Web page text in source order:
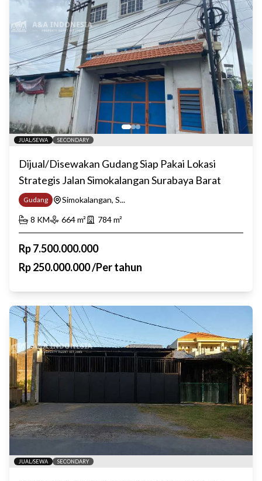
JUAL/SEWA SECONDARY
Dijual/Disewakan Gudang Siap Pakai Lokasi
Strategis Jalan Simokalangan Surabaya Barat
Gudang
Simokalangan, S...
8 KM 664m² 784m²
Rp7.500.000.000
Rp250.000.000/Per tahun
JUAL/SEWA SECONDARY